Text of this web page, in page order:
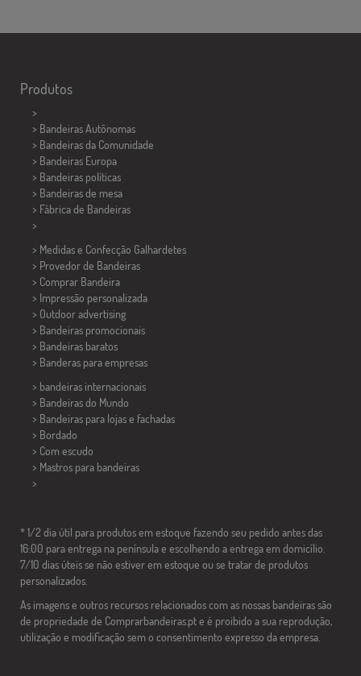
Produtos
>
> Bandeiras Autônomas
> Bandeiras da Comunidade
> Bandeiras Europa
> Bandeiras políticas
> Bandeiras de mesa
> Fábrica de Bandeiras
>
> Medidas e Confecção Galhardetes
> Provedor de Bandeiras
> Comprar Bandeira
> Impressão personalizada
> Outdoor advertising
> Bandeiras promocionais
> Bandeiras baratos
> Banderas para empresas
> bandeiras internacionais
> Bandeiras do Mundo
> Bandeiras para lojas e fachadas
> Bordado
> Com escudo
> Mastros para bandeiras
>
* 1/2 dia útil para produtos em estoque fazendo seu pedido antes das
16:00 para entrega na península e escolhendo a entrega em domicílio.
7/10 dias úteis se não estiver em estoque ou se tratar de produtos
personalizados.
As imagens e outros recursos relacionados com as nossas bandeiras são
de propriedade de Comprarbandeiras.pt e é proibido a sua reprodução,
utilização e modificação sem o consentimento expresso da empresa.